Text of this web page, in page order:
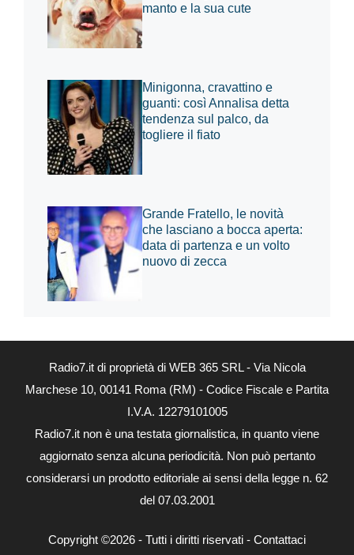
manto e la sua cute
Minigonna, cravattino e
guanti: così Annalisa detta
tendenza sul palco, da
togliere il fiato
Grande Fratello, le novità
che lasciano a bocca aperta:
data di partenza e un volto
nuovo di zecca
Radio7.it di proprietà di WEB 365 SRL - Via Nicola
Marchese 10, 00141 Roma (RM) - Codice Fiscale e Partita
I.V.A. 12279101005
Radio7.it non è una testata giornalistica, in quanto viene
aggiornato senza alcuna periodicità. Non può pertanto
considerarsi un prodotto editoriale ai sensi della legge n. 62
del 07.03.2001
Copyright ©2026 - Tutti i diritti riservati - Contattaci